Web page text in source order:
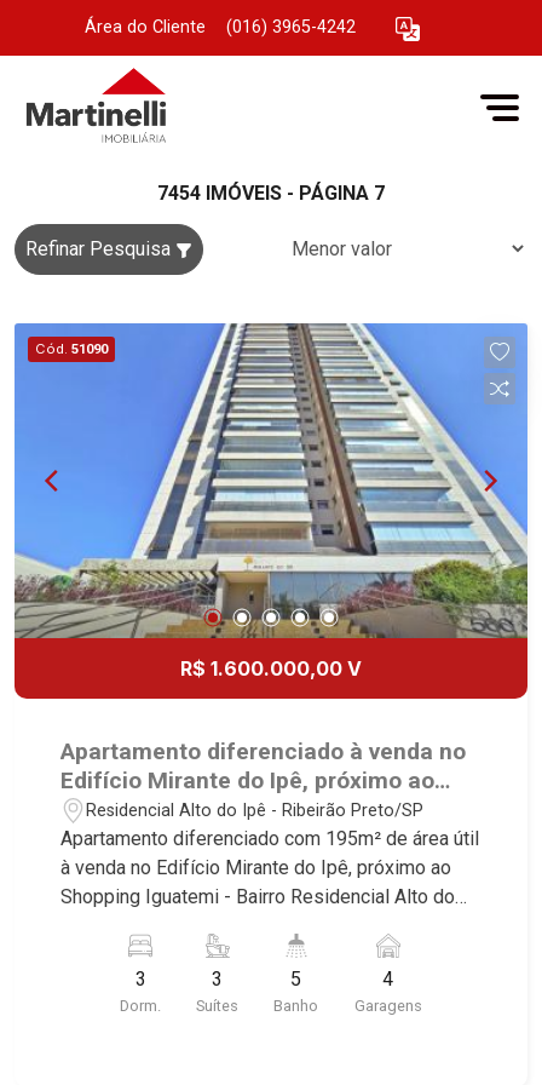
Área do Cliente (016) 3965-4242
7454 IMÓVEIS - PÁGINA 7
Refinar Pesquisa
Cód. 51090
R$ 1.600.000,00 V
Apartamento diferenciado à venda no
Edifício Mirante do Ipê, próximo ao
Shopping Iguatemi - Ribeirão Preto/SP.
Residencial Alto do Ipê - Ribeirão Preto/SP
Apartamento diferenciado com 195m² de área útil
à venda no Edifício Mirante do Ipê, próximo ao
Shopping Iguatemi - Bairro Residencial Alto do
características deste imóvel que a Martinelli
Imobiliária selecionou para você: - 195m² de área
útil - 3 suítes com armários e ar-condicionado -
3
Dorm.
3
Suítes
5
Banho
4
Garagens